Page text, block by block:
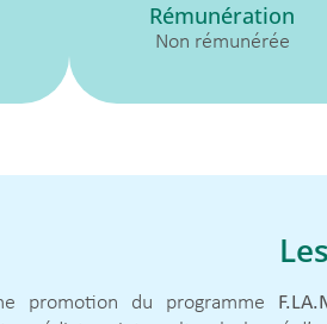
Rémunération
Non rémunérée
promotion du programme